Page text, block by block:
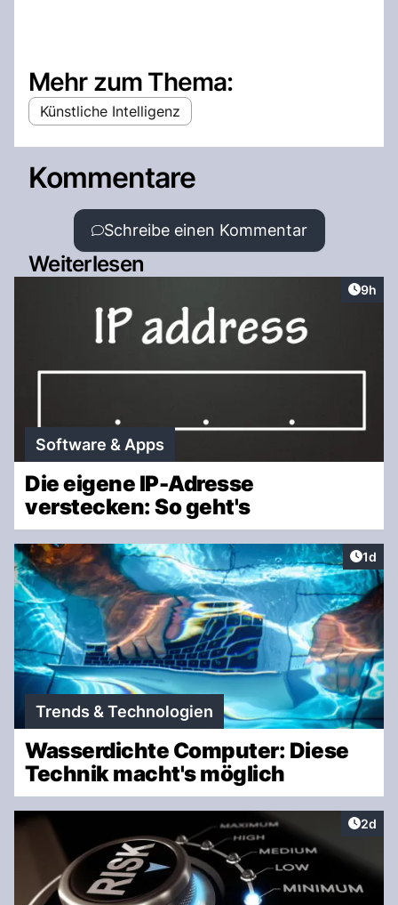
Mehr zum Thema:
Künstliche Intelligenz
Kommentare
Schreibe einen Kommentar
Weiterlesen
9h
Software & Apps
Die eigene IP-Adresse
verstecken: So geht's
1d
Trends & Technologien
Wasserdichte Computer: Diese
Technik macht's möglich
2d